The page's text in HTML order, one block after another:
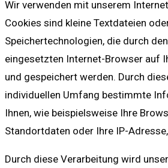
Wir verwenden mit unserem
Cookies sind kleine Textdateien
Speichertechnologien, die durch
eingesetzten Internet-Browser auf
und gespeichert werden. Durch
individuellen Umfang bestimmte
Ihnen, wie beispielsweise Ihre
Standortdaten oder Ihre IP-
Durch diese Verarbeitung wird